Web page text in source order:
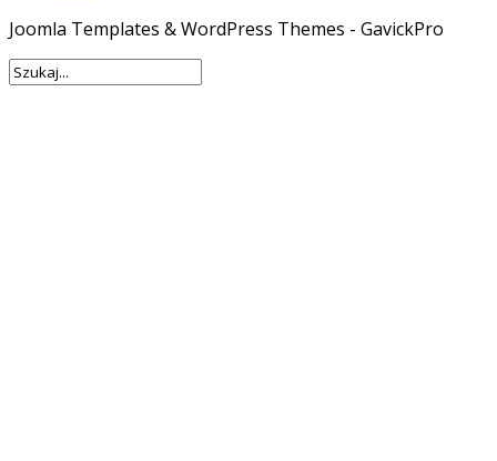
Joomla Templates & WordPress Themes - GavickPro